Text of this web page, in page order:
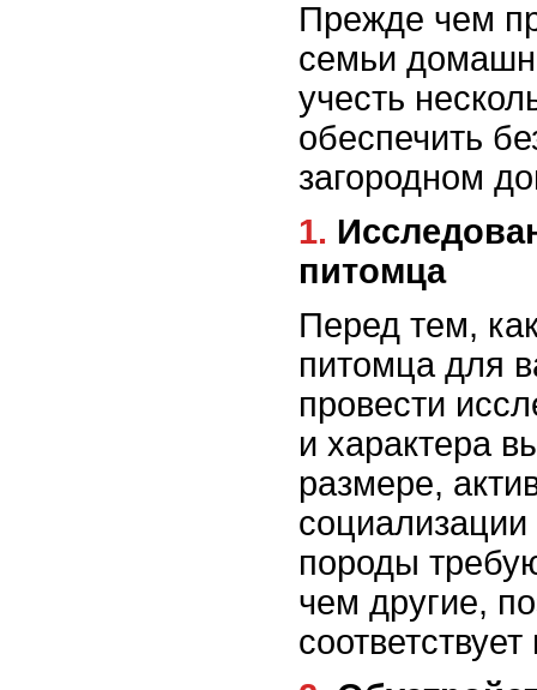
Прежде чем
семьи
учесть
обеспечить
загородном
1. Исследование породы и характера
питомца
Перед тем,
питомца для
провести
и характера
размере,
породы
чем другие,